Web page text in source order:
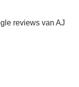
reviews van AJ